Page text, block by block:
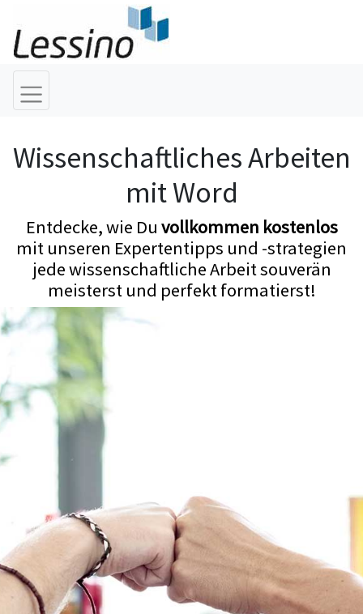
Wissenschaftliches Arbeiten
mit Word
Entdecke, wie Du vollkommen kostenlos
mit unseren Expertentipps und -strategien
jede wissenschaftliche Arbeit souverän
meisterst und perfekt formatierst!